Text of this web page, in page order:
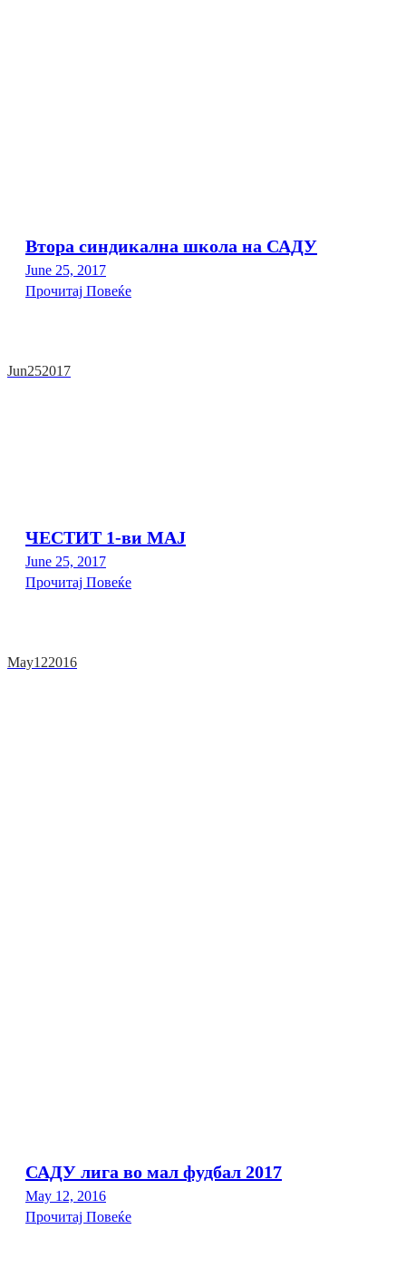
Втора синдикална школа на САДУ
June 25, 2017
Прочитај Повеќе
Jun252017
ЧЕСТИТ 1-ви МАЈ
June 25, 2017
Прочитај Повеќе
May122016
САДУ лига во мал фудбал 2017
May 12, 2016
Прочитај Повеќе